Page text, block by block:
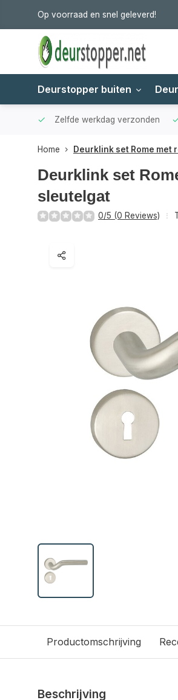
Op voorraad en snel geleverd!
Deurstopper buiten
Zelfde werkdag verzonden
Home Deurklink set Rome met
Deurklink set
sleutelgat
0/5 (0 Reviews)
Productomschrijving
Beschrijving